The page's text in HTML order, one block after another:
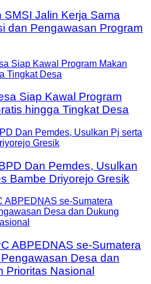
Jalin Kerja Sama
dan Pengawasan Program
Siap Kawal Program
hingga Tingkat Desa
Dan Pemdes, Usulkan
Bambe Driyorejo Gresik
ABPEDNAS se-Sumatera
Desa dan
Prioritas Nasional